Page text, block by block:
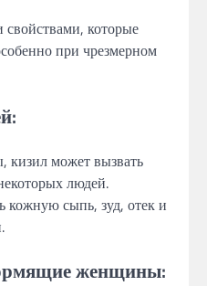
которые
при чрезмерном
кизил может вызвать
людей.
сыпь, зуд, отек и
женщины: